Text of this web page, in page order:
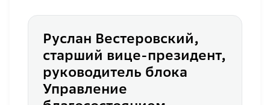
Руслан Вестеровский,
старший вице-президент,
руководитель блока
Управление